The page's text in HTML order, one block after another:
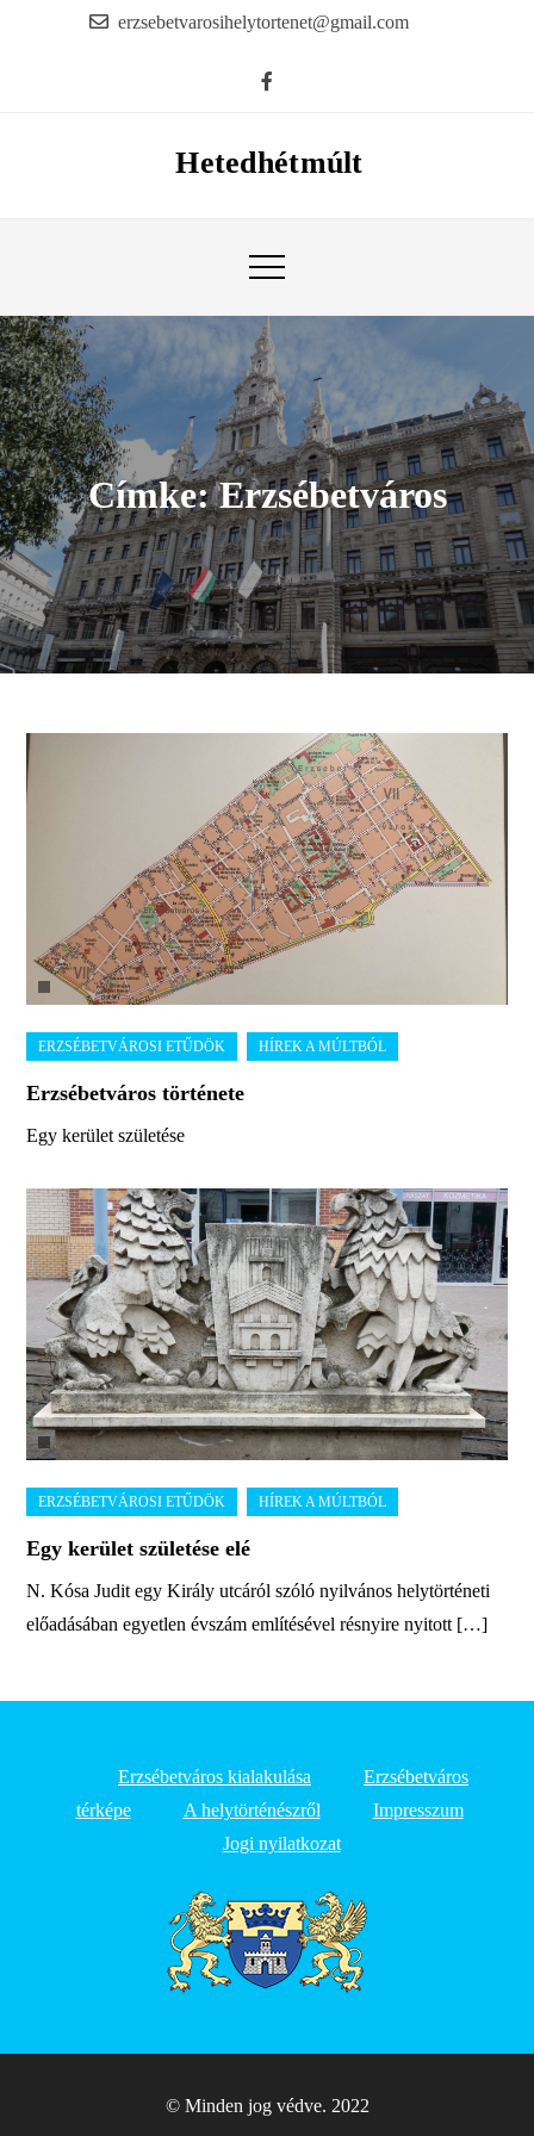
erzsebetvarosihelytortenet@gmail.com
Hetedhétmúlt
Címke:Erzsébetváros
Erzsébetváros története
Egy kerület születése
Egy kerület születése elé
N. Kósa Judit egy Király utcáról szóló nyilvános helytörténeti
előadásában egyetlen évszám említésével résnyire nyitott […]
Erzsébetváros kialakulása
Erzsébetváros
térképe
A helytörténészről
Impresszum
Jogi nyilatkozat
© Minden jog védve. 2022